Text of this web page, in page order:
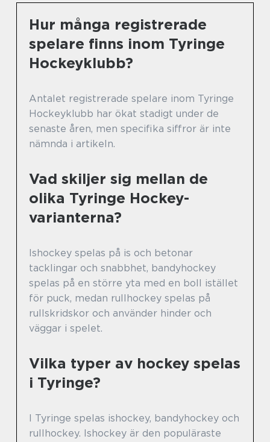
Hur många registrerade
spelare finns inom Tyringe
Hockeyklubb?
Antalet registrerade spelare inom Tyringe
Hockeyklubb har ökat stadigt under de
senaste åren, men specifika siffror är inte
nämnda i artikeln.
Vad skiljer sig mellan de
olika Tyringe Hockey-
varianterna?
Ishockey spelas på is och betonar
tacklingar och snabbhet, bandyhockey
spelas på en större yta med en boll istället
för puck, medan rullhockey spelas på
rullskridskor och använder hinder och
väggar i spelet.
Vilka typer av hockey spelas
i Tyringe?
I Tyringe spelas ishockey, bandyhockey och
rullhockey. Ishockey är den populäraste